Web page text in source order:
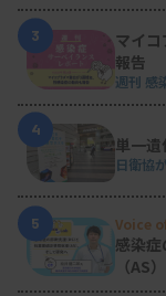
3
マイ
報告
週刊 感
4
単一
日衛協
5
Voice
検査部
感染
（AS